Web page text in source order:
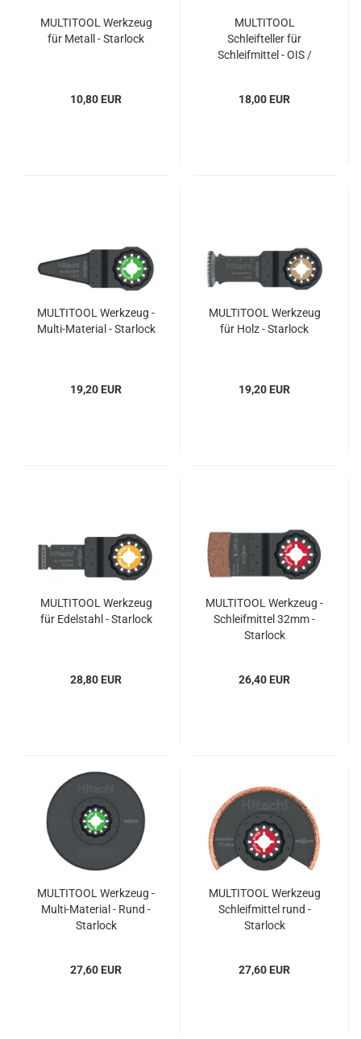
MULTITOOL Werkzeug
für Metall - Starlock
10,80 EUR
MULTITOOL
Schleifteller für
Schleifmittel - OIS /
18,00 EUR
MULTITOOL Werkzeug -
Multi-Material - Starlock
19,20 EUR
MULTITOOL Werkzeug
für Holz - Starlock
19,20 EUR
MULTITOOL Werkzeug
für Edelstahl - Starlock
28,80 EUR
MULTITOOL Werkzeug -
Schleifmittel 32mm -
Starlock
26,40 EUR
MULTITOOL Werkzeug -
Multi-Material - Rund -
Starlock
27,60 EUR
MULTITOOL Werkzeug
Schleifmittel rund -
Starlock
27,60 EUR